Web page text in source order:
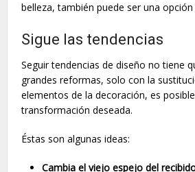
belleza, también puede ser una
Sigue las tendencias
Seguir tendencias de diseño no tiene
grandes reformas, solo con la
elementos de la decoración, es
transformación deseada.
Éstas son algunas ideas:
Cambia el viejo espejo del